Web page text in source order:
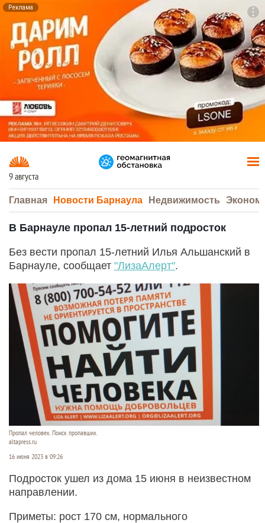
Реклама
9 августа
Главная Новости Барнаула Недвижимость
В Барнауле пропал 15-летний подросток
Без вести пропал 15-летний Илья Альшанский в
Барнауле, сообщает "ЛизаАлерт".
Пропал человек. Поиск пропавших.
altapress.ru
16 июня 2023 в 09:26
Подросток ушел из дома 15 июня в неизвестном
направлении.
Приметы: рост 170 см, нормального